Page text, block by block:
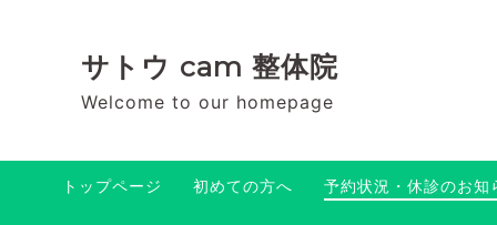
サトウ cam 整体院
Welcome to our homepage
トップページ 初めての方へ 予約状況・休診のお知